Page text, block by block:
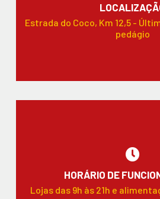
Estrada do Coco, Km 12,5 -
pedágio
HORÁRIO DE
Lojas das 9h às 21h e